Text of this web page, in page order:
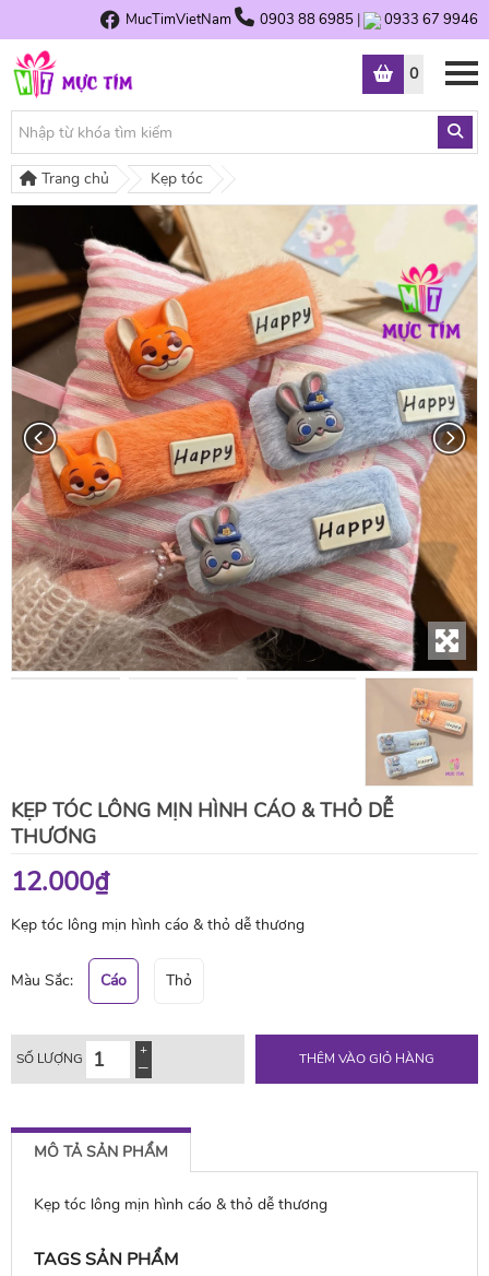
MucTimVietNam 0903 88 6985 | 0933 67 9946
0
Trang chủ Kẹp tóc
KẸP TÓC LÔNG MỊN HÌNH CÁO & THỎ DỄ
THƯƠNG
12.000₫
Kẹp tóc lông mịn hình cáo & thỏ dễ thương
Màu Sắc: Cáo Thỏ
SỐ LƯỢNG THÊM VÀO GIỎ HÀNG
MÔ TẢ SẢN PHẨM
Kẹp tóc lông mịn hình cáo & thỏ dễ thương
TAGS SẢN PHẨM